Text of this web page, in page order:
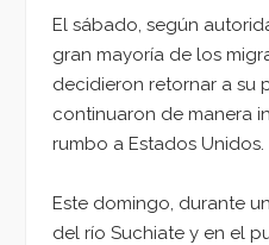
El sábado, según
gran mayoría de los
decidieron retornar a su
continuaron de manera
rumbo a Estados Unidos.
Este domingo, durante
del río Suchiate y en el